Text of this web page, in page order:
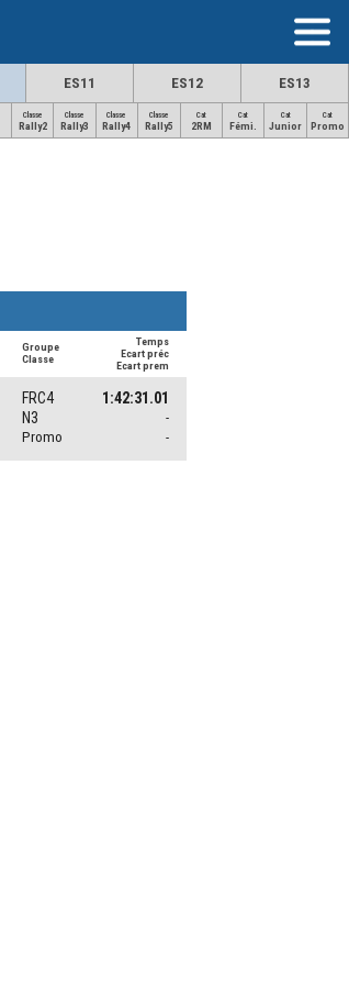
ES11 ES12 ES13
Classe
Rally2
Classe
Rally3
Classe
Rally4
Classe
Rally5
Cat
2RM
Cat
Fémi.
Cat
Junior
Cat
Promo
Groupe
Classe
Temps
Ecart préc
Ecart prem
FRC4
N3
Promo
1:42:31.01
-
-